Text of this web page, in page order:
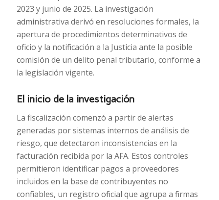
2023 y junio de 2025. La investigación
administrativa derivó en resoluciones formales, la
apertura de procedimientos determinativos de
oficio y la notificación a la Justicia ante la posible
comisión de un delito penal tributario, conforme a
la legislación vigente.
El inicio de la investigación
La fiscalización comenzó a partir de alertas
generadas por sistemas internos de análisis de
riesgo, que detectaron inconsistencias en la
facturación recibida por la AFA. Estos controles
permitieron identificar pagos a proveedores
incluidos en la base de contribuyentes no
confiables, un registro oficial que agrupa a firmas